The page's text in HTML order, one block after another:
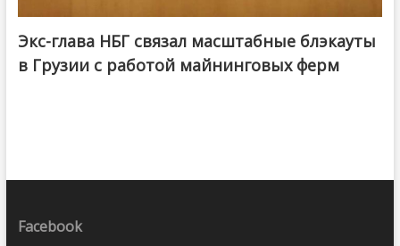
Экс-глава НБГ связал масштабные блэкауты
в Грузии с работой майнинговых ферм
Facebook